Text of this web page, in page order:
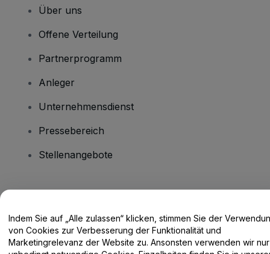
Über uns
Offene Verteilung
Partnerprogramm
Anleger
Unternehmensdienst
Pressebereich
Stellenangebote
Hilfe-Center / Kontakt
Indem Sie auf „Alle zulassen“ klicken, stimmen Sie der
von Cookies zur Verbesserung der Funktionalität und
Marketingrelevanz der Website zu. Ansonsten verwenden wir nur